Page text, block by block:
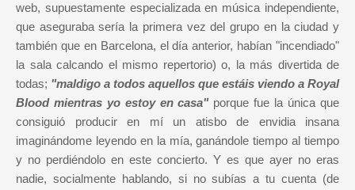
web, supuestamente especializada en música independiente,
que aseguraba sería la primera vez del grupo en la ciudad y
también que en Barcelona, el día anterior, habían "incendiado"
la sala calcando el mismo repertorio) o, la más divertida de
todas; "maldigo a todos aquellos que estáis viendo a Royal
Blood mientras yo estoy en casa" porque fue la única que
consiguió producir en mí un atisbo de envidia insana
imaginándome leyendo en la mía, ganándole tiempo al tiempo
y no perdiéndolo en este concierto. Y es que ayer no eras
nadie, socialmente hablando, si no subías a tu cuenta (de